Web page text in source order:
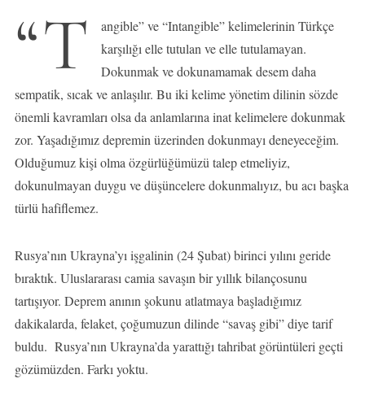
“T
angible” ve “Intangible” kelimelerinin Türkçe
karşılığı elle tutulan ve elle tutulamayan.
Dokunmak ve dokunamamak desem daha
sempatik, sıcak ve anlaşılır. Bu iki kelime yönetim dilinin sözde
önemli kavramları olsa da anlamlarına inat kelimelere dokunmak
zor. Yaşadığımız depremin üzerinden dokunmayı deneyeceğim.
Olduğumuz kişi olma özgürlüğümüzü talep etmeliyiz,
dokunulmayan duygu ve düşüncelere dokunmalıyız, bu acı başka
türlü hafiflemez.
Rusya’nın Ukrayna’yı işgalinin (24 Şubat) birinci yılını geride
bıraktık. Uluslararası camia savaşın bir yıllık bilançosunu
tartışıyor. Deprem anının şokunu atlatmaya başladığımız
dakikalarda, felaket, çoğumuzun dilinde “savaş gibi” diye tarif
buldu. Rusya’nın Ukrayna’da yarattığı tahribat görüntüleri geçti
gözümüzden. Farkı yoktu.